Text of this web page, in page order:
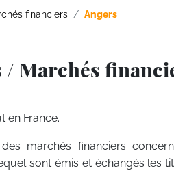
financiers Angers
/ Marchés
en France.
marchés financiers
sont émis et échangés les